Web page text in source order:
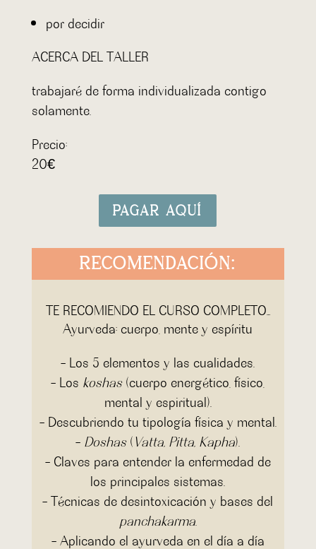
por decidir
ACERCA DEL TALLER
trabajaré de forma individualizada contigo
solamente.
Precio:
20€
PAGAR AQUÍ
RECOMENDACIÓN:
TE RECOMIENDO EL CURSO COMPLETO…
Ayurveda: cuerpo, mente y espíritu
– Los 5 elementos y las cualidades.
– Los koshas(cuerpo energético, físico,
mental y espiritual).
– Descubriendo tu tipología física y mental.
– Doshas(Vatta, Pitta, Kapha).
– Claves para entender la enfermedad de
los principales sistemas.
– Técnicas de desintoxicación y bases del
panchakarma.
– Aplicando el ayurveda en el día a día